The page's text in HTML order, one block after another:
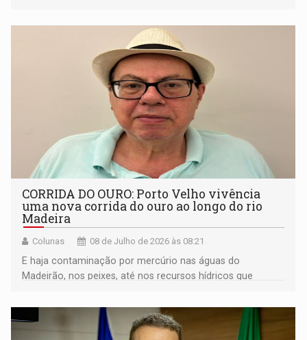
CORRIDA DO OURO: Porto Velho vivência
uma nova corrida do ouro ao longo do rio
Madeira
Colunas 08 de Julho de 2026 às 08:21
E haja contaminação por mercúrio nas águas do
Madeirão, nos peixes, até nos recursos hídricos que